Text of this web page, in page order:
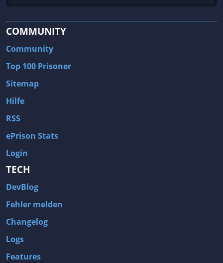
COMMUNITY
Community
Top 100 Prisoner
Sitemap
Hilfe
RSS
ePrison Stats
Login
TECH
DevBlog
Fehler melden
Changelog
Logs
Features